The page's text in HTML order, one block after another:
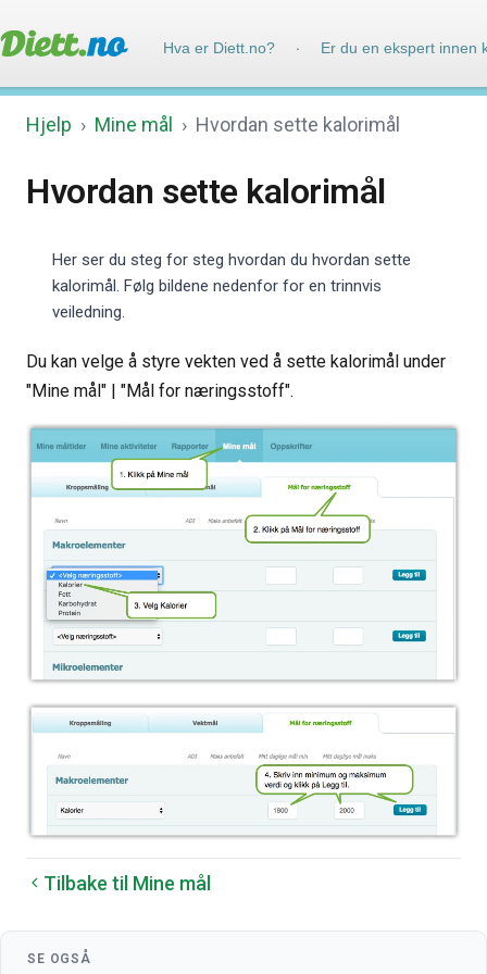
Hva er Diett.no? · Er du en ekspert innen
Hjelp › Mine mål › Hvordan sette kalorimål
Hvordan sette kalorimål
Her ser du steg for steg hvordan du hvordan sette
kalorimål. Følg bildene nedenfor for en trinnvis
veiledning.
Du kan velge å styre vekten ved å sette kalorimål under
"Mine mål" | "Mål for næringsstoff".
Tilbake til Mine mål
SE OGSÅ